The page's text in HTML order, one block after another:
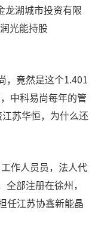
龙湖城市投资有限
光能持股
，竟然是这个1.401
中科易尚每年的管
苏华恒，为什么还
作人员员，法人代
部注册在徐州，
任江苏协鑫新能晶